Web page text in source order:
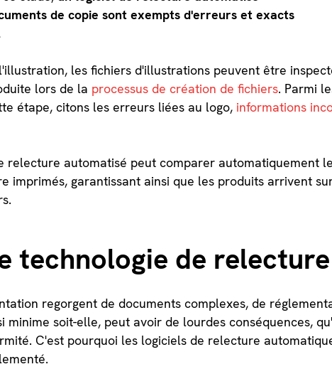
de copie sont exempts d'erreurs et exacts
les fichiers d'illustrations peuvent être
lors de la processus de création de fichiers. Parmi
étape, citons les erreurs liées au logo, informations
relecture automatisé peut comparer automatiquement
imprimés, garantissant ainsi que les produits arrivent
technologie de
regorgent de documents complexes, de
minime soit-elle, peut avoir de lourdes conséquences,
C'est pourquoi les logiciels de relecture